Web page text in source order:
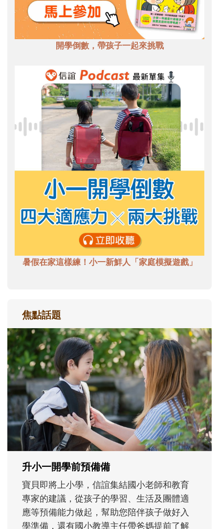
開學倒數，帶孩子一起來挑戰
暑假在家這樣練！小一新鮮人「家庭模擬遊戲」
焦點話題
和孩子一起長大的那個男人│讀懂父親的
不同模樣
沒有人天生就擅長當爸爸！男人總是在一次
次「前所未有」的體驗中，跟著孩子一起長
大。從給予安全感的肢體遊戲，到獨立自
主、角色認同及解決問題的能力養成。爸爸
正嘗試用不同的模樣，參與孩子每個重要的